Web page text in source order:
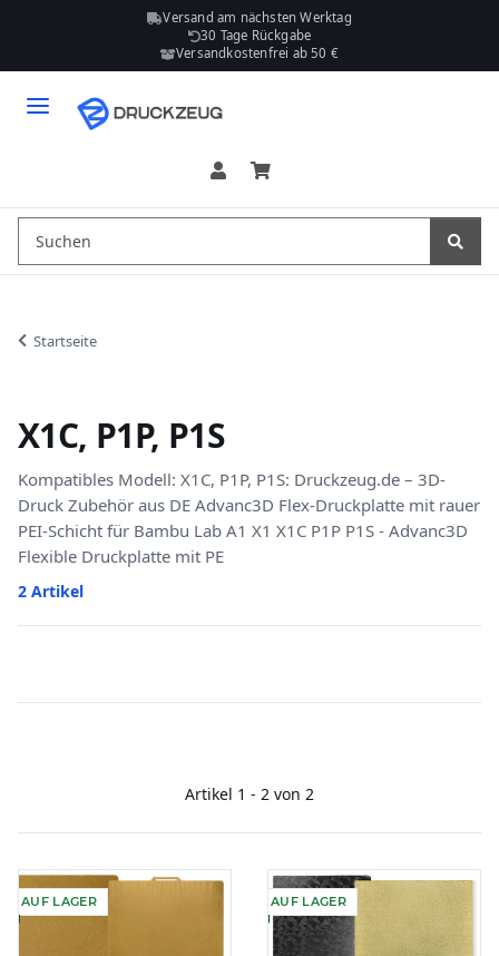
Versand am nächsten Werktag
30 Tage Rückgabe
Versandkostenfrei ab 50 €
Startseite
X1C, P1P, P1S
Kompatibles Modell: X1C, P1P, P1S: Druckzeug.de – 3D-
Druck Zubehör aus DE Advanc3D Flex-Druckplatte mit rauer
PEI-Schicht für Bambu Lab A1 X1 X1C P1P P1S - Advanc3D
Flexible Druckplatte mit PE
2 Artikel
Artikel 1 - 2 von 2
AUF LAGER AUF LAGER